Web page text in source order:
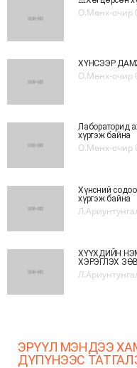
О.Мөнх-очир
ХҮНСЭЭР
О.Мөнх-очир
Лабораторид
хүргэж байна
О.Мөнх-очир
Хүнсний
хүргэж байна
ХҮҮХДИЙН
ХЭРЭГЛЭХ
ЭРҮҮЛ МЭНДЭЭ
ДҮПҮНЭЭС